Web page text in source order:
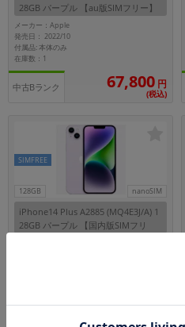
28GB パープル 【au版SIMフリー】
メーカー：Apple
発売日： 2022/10
付属品: 本体のみ
在庫数：1
中古Bランク 67,800 円
(税込)
128GB nanoSIM
SIMFREE
iPhone14 Plus A2885 (MQ4E3J/A) 1
28GB パープル 【国内版SIMフリ
中古Aランク